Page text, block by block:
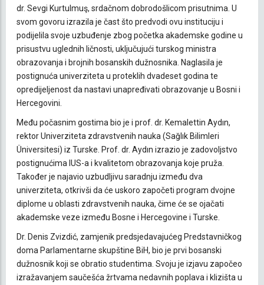
dr. Sevgi Kurtulmuş, srdačnom dobrodošlicom prisutnima. U
svom govoru izrazila je čast što predvodi ovu instituciju i
podijelila svoje uzbuđenje zbog početka akademske godine u
prisustvu uglednih ličnosti, uključujući turskog ministra
obrazovanja i brojnih bosanskih dužnosnika. Naglasila je
postignuća univerziteta u proteklih dvadeset godina te
opredijeljenost da nastavi unapređivati obrazovanje u Bosni i
Hercegovini.
Među počasnim gostima bio je i prof. dr. Kemalettin Aydın,
rektor Univerziteta zdravstvenih nauka (Sağlık Bilimleri
Üniversitesi) iz Turske. Prof. dr. Aydın izrazio je zadovoljstvo
postignućima IUS-a i kvalitetom obrazovanja koje pruža.
Također je najavio uzbudljivu saradnju između dva
univerziteta, otkrivši da će uskoro započeti program dvojne
diplome u oblasti zdravstvenih nauka, čime će se ojačati
akademske veze između Bosne i Hercegovine i Turske.
Dr. Denis Zvizdić, zamjenik predsjedavajućeg Predstavničkog
doma Parlamentarne skupštine BiH, bio je prvi bosanski
dužnosnik koji se obratio studentima. Svoju je izjavu započeo
izražavanjem saučešća žrtvama nedavnih poplava i klizišta u